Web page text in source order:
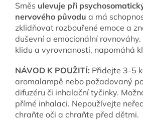
Směs ulevuje při
nervového původu a má
zklidňovat rozbouřené emoce a
duševní a emocionální
klidu a vyrovnanosti, napomáhá
NÁVOD K POUŽITÍ: Přidejte 3-5
aromalampě nebo požadovaný
difuzéru či inhalační tyčinky.
přímé inhalaci. Nepoužívejte
chraňte oči a chraňte před dětmi.